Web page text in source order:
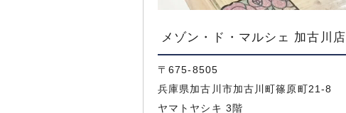
メゾン・ド・マルシェ 加古川店
〒675-8505
兵庫県加古川市加古川町篠原町21-8
ヤマトヤシキ 3階